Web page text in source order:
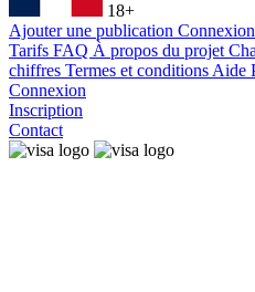
18+
Ajouter une publication Connexion
Tarifs FAQ À propos du projet
chiffres Termes et conditions Aide
Connexion
Inscription
Contact